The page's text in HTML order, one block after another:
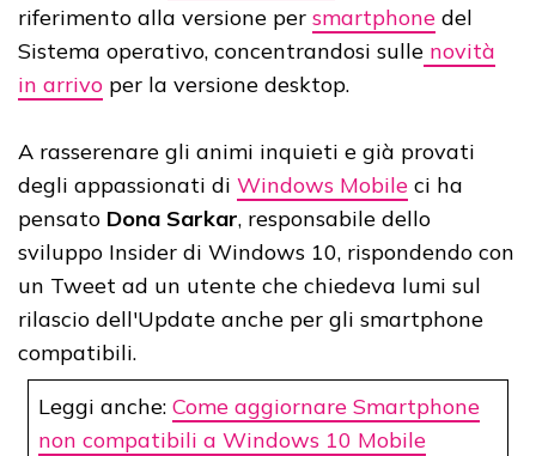
riferimento alla versione per smartphone del
Sistema operativo, concentrandosi sulle novità
in arrivo per la versione desktop.
A rasserenare gli animi inquieti e già provati
degli appassionati di Windows Mobile ci ha
pensato Dona Sarkar, responsabile dello
sviluppo Insider di Windows 10, rispondendo con
un Tweet ad un utente che chiedeva lumi sul
rilascio dell'Update anche per gli smartphone
compatibili.
Leggi anche: Come aggiornare Smartphone
non compatibili a Windows 10 Mobile